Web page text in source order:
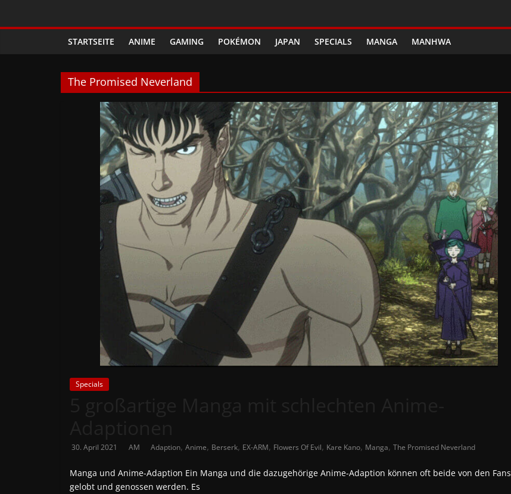
Phanimenal
Täglich
interessante
Anime
News
und
Gaming
News
aktuellsten
Japan
Deutschland
STARTSEITE ANIME GAMING POKÉMON JAPAN SPECIALS MANGA MANHWA
The Promised Neverland
Specials
30. April 2021 AM Adaption, Anime, Berserk, EX-ARM, Flowers Of Evil, Kare Kano, Manga, The Promised Neverland
Manga und Anime-Adaption Ein Manga und die dazugehörige Anime-Adaption können oft beide von den Fans
gelobt und genossen werden. Es